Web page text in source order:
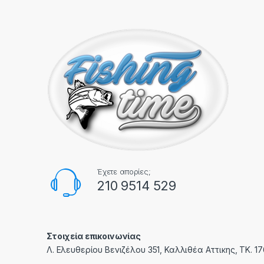
Έχετε απορίες;
210 9514 529
Στοιχεία επικοινωνίας
Λ. Ελευθερίου Βενιζέλου 351, Καλλιθέα Αττικης, ΤΚ.